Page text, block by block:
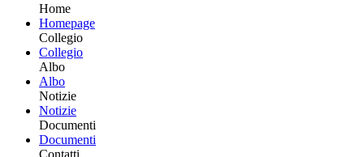
Home
Homepage
Collegio
Collegio
Albo
Albo
Notizie
Notizie
Documenti
Documenti
Contatti